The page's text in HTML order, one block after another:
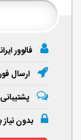
فالوور
ارسال
بدون